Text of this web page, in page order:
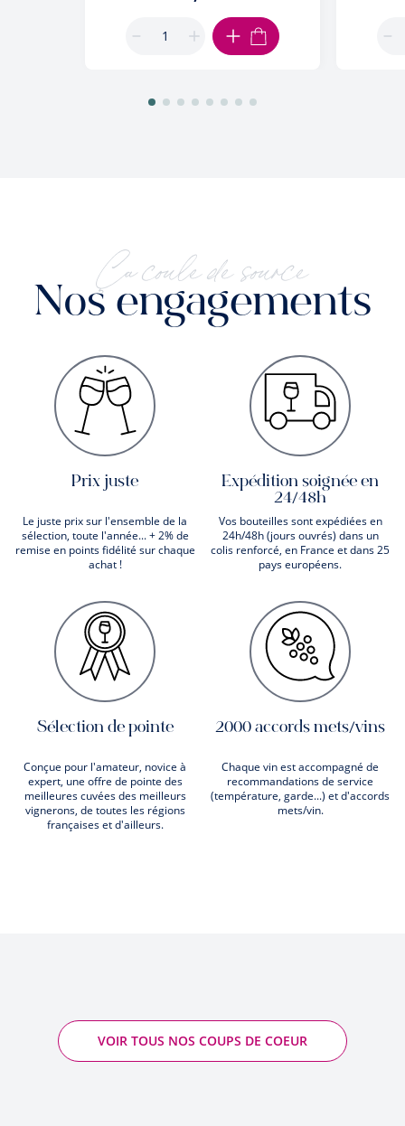
AJOUTER AU PANIER
Ça coule de source
Nos engagements
Prix juste
Le juste prix sur l'ensemble de la
sélection, toute l'année... + 2% de
remise en points fidélité sur chaque
achat !
Expédition soignée en
24/48h
Vos bouteilles sont expédiées en
24h/48h (jours ouvrés) dans un
colis renforcé, en France et dans 25
pays européens.
Sélection de pointe
Conçue pour l'amateur, novice à
expert, une offre de pointe des
meilleures cuvées des meilleurs
vignerons, de toutes les régions
françaises et d'ailleurs.
2000 accords mets/vins
Chaque vin est accompagné de
recommandations de service
(température, garde...) et d'accords
mets/vin.
VOIR TOUS NOS COUPS DE COEUR